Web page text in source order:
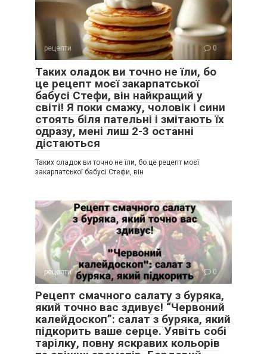
рецепти 0
Таких оладок ви точно не їли, бо
це рецепт моєї закарпатської
бабусі Стефи, він найкращий у
світі! Я поки смажу, чоловік і сини
стоять біля пательні і змітають їх
одразу, мені лиш 2-3 останні
дістаються
Таких оладок ви точно не їли, бо це рецепт моєї
закарпатської бабусі Стефи, він
рецепти 0
Рецепт смачного салату з буряка,
який точно вас здивує! “Червоний
калейдоскоп”: салат з буряка, який
підкорить ваше серце. Уявіть собі
тарілку, повну яскравих кольорів